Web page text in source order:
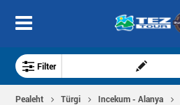
Filter
Pealeht Тürgi Incekum - Alanya